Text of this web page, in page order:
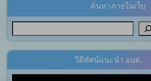
ค้นหาภายในเว็บ
วีดีทัศน์แนะนำ อบต.